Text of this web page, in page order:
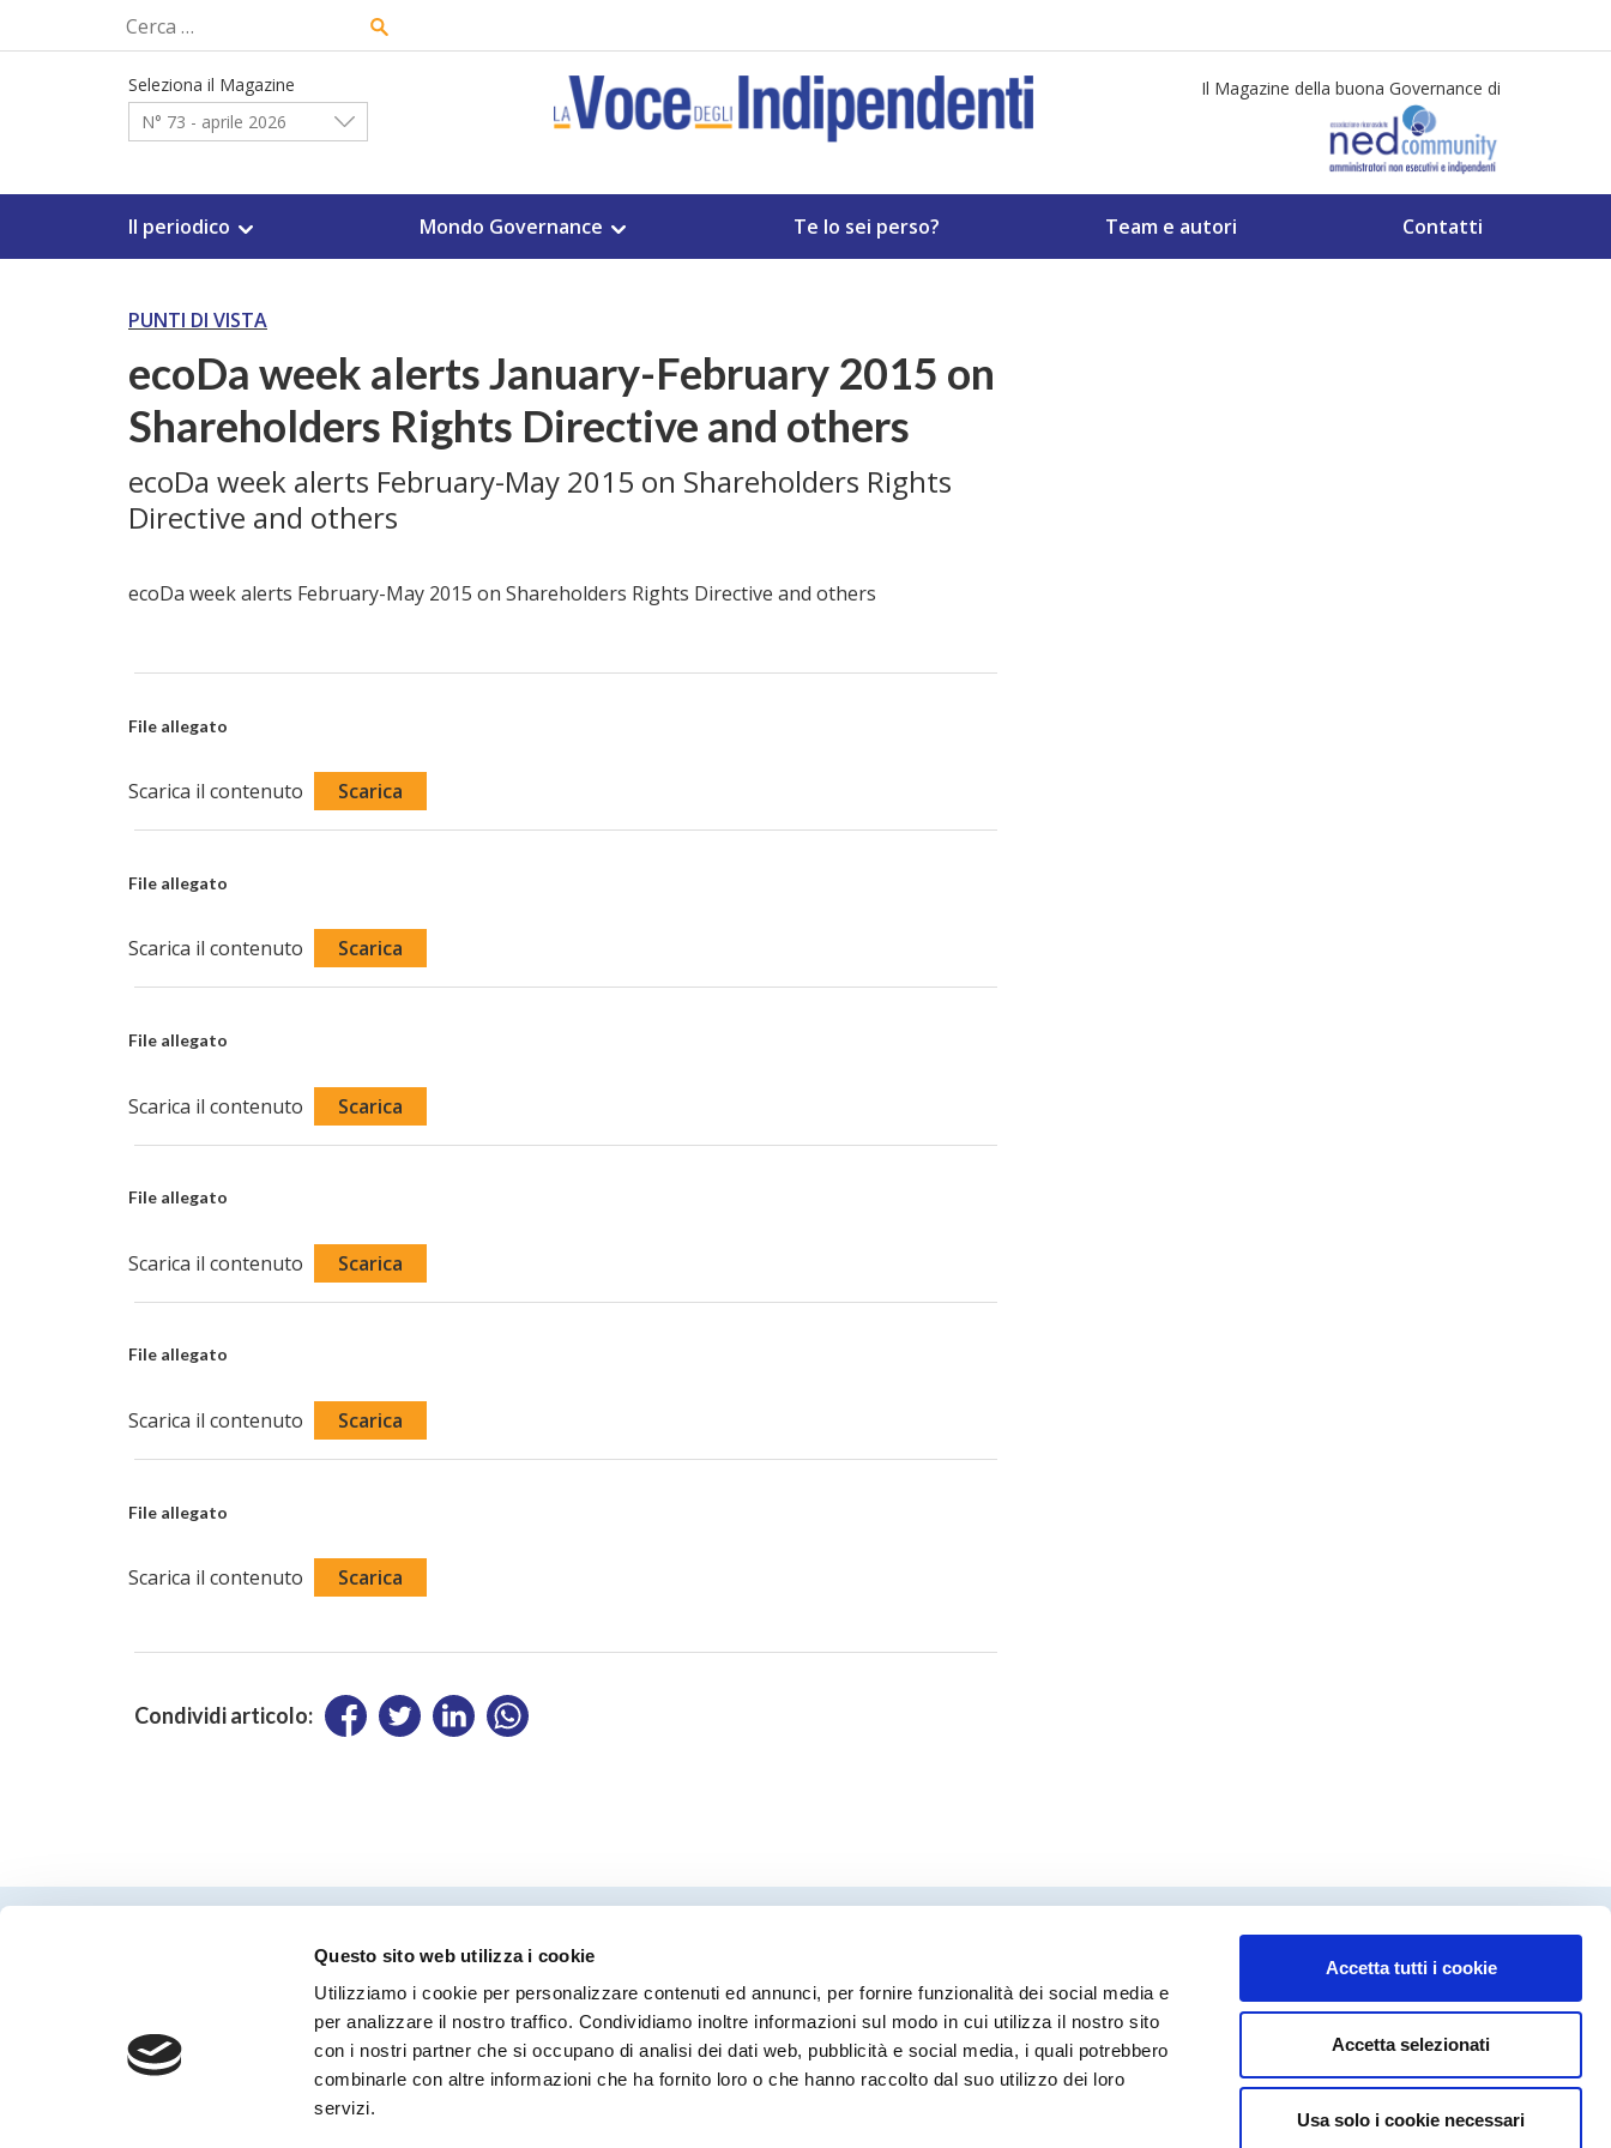
Questo sito web utilizza i cookie
Utilizziamo i cookie per personalizzare contenuti ed annunci, per fornire funzionalità dei social media e
per analizzare il nostro traffico. Condividiamo inoltre informazioni sul modo in cui utilizza il nostro sito
con i nostri partner che si occupano di analisi dei dati web, pubblicità e social media, i quali potrebbero
combinarle con altre informazioni che ha fornito loro o che hanno raccolto dal suo utilizzo dei loro
servizi.
Accetta tutti i cookie
Accetta selezionati
Usa solo i cookie necessari
Ricerca
per:
Seleziona il Magazine
N° 73 - aprile 2026
Il Magazine della buona Governance di
Il periodico Mondo Governance Te lo sei perso? Team e autori Contatti
PUNTI DI VISTA
ecoDa week alerts January-February 2015 on
Shareholders Rights Directive and others
ecoDa week alerts February-May 2015 on Shareholders Rights
Directive and others
ecoDa week alerts February-May 2015 on Shareholders Rights Directive and others
File allegato
Scarica il contenuto Scarica
File allegato
Scarica il contenuto Scarica
File allegato
Scarica il contenuto Scarica
File allegato
Scarica il contenuto Scarica
File allegato
Scarica il contenuto Scarica
File allegato
Scarica il contenuto Scarica
Condividi articolo:
Periodico Nedcommunity Reg. Tribunale di
Milano n° 341 (17/07/2009) Editore:
Direttore responsabile
Stefano Modena
Coordinamento editoriale
Monica Fanecco
Ilaria Molinari
Roberto Valguarnera